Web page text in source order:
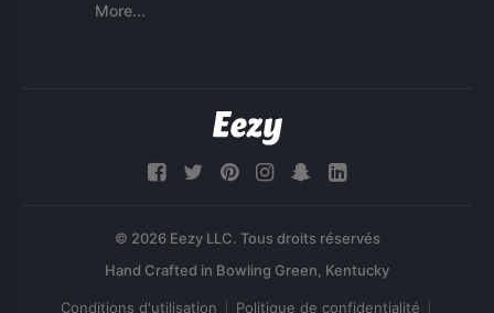
More...
© 2026 Eezy LLC. Tous droits réservés
Conditions d'utilisation Politique de confidentialité